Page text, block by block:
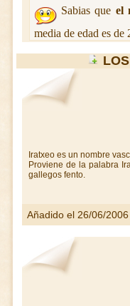
Sabias que el
media de edad es de
Iratxeo es un nombre
Proviene de la palabra
gallegos fento.
Añadido el 26/06/